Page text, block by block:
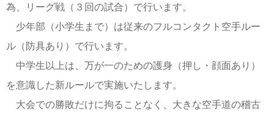
為、リーグ戦（３回の試合）で行います。
少年部（小学生まで）は従来のフルコンタクト空手ルー
ル（防具あり）で行います。
中学生以上は、万が一のための護身（押し・顔面あり）
を意識した新ルールで実施いたします。
大会での勝敗だけに拘ることなく、大きな空手道の稽古